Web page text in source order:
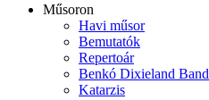
Műsoron
Havi műsor
Bemutatók
Repertoár
Benkó Dixieland Band
Katarzis